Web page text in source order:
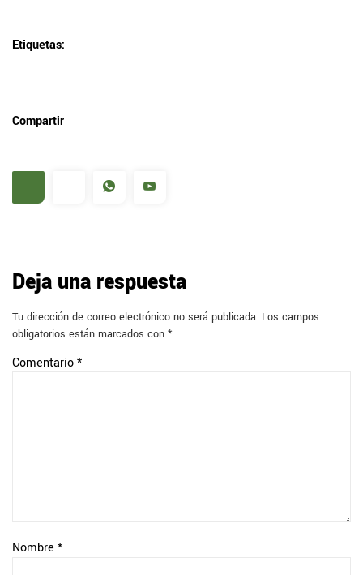
Etiquetas:
Compartir
Deja una respuesta
Tu dirección de correo electrónico no será publicada. Los campos
obligatorios están marcados con *
Comentario*
Nombre *